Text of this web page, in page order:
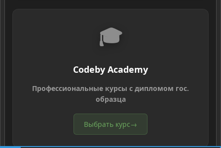
🎓
Codeby Academy
Профессиональные курсы с дипломом гос.
образца
Выбрать курс→